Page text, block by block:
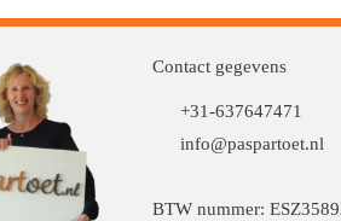
Contact gegevens
+31-637647471
info@paspartoet.nl
BTW nummer: